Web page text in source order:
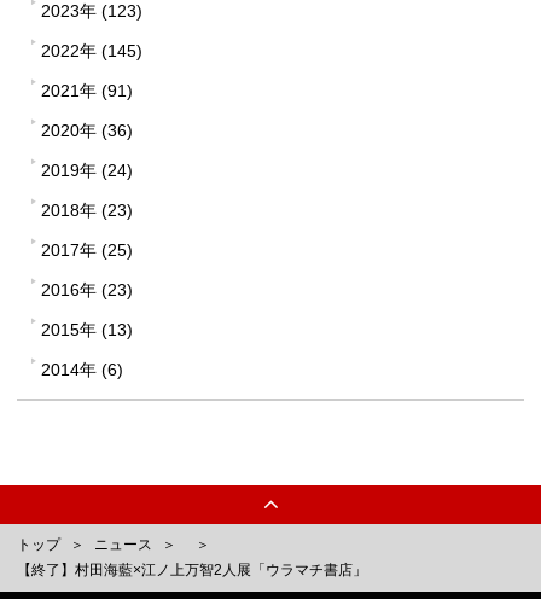
2023年 (123)
2022年 (145)
2021年 (91)
2020年 (36)
2019年 (24)
2018年 (23)
2017年 (25)
2016年 (23)
2015年 (13)
2014年 (6)
トップ
ニュース
【終了】村田海藍×江ノ上万智2人展「ウラマチ書店」